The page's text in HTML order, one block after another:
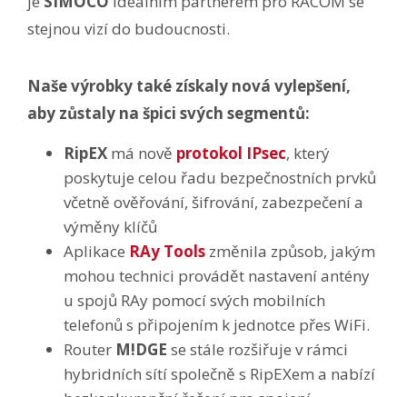
stejnou vizí do budoucnosti.
Naše výrobky také získaly nová vylepšení,
aby zůstaly na špici svých segmentů:
RipEX má nově protokol IPsec, který
poskytuje celou řadu bezpečnostních prvků
včetně ověřování, šifrování, zabezpečení a
výměny klíčů
Aplikace RAy Tools změnila způsob, jakým
mohou technici provádět nastavení antény
u spojů RAy pomocí svých mobilních
telefonů s připojením k jednotce přes WiFi.
Router M!DGE se stále rozšiřuje v rámci
hybridních sítí společně s RipEXem a nabízí